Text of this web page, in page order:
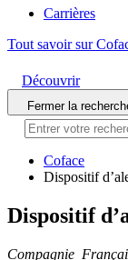
Carrières
Tout savoir sur
Découvrir
Fermer la
Coface
Dispositif
Dispositif
Compagnie